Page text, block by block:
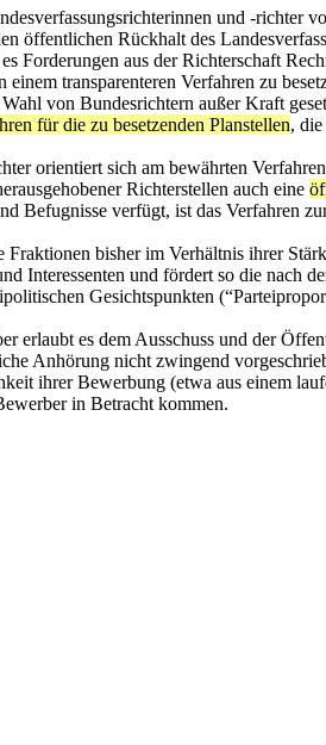
und -richter
öffentlichen Rückhalt des
Forderungen aus der Richterschaft
transparenteren Verfahren zu
von Bundesrichtern außer Kraft
für die zu besetzenden Planstellen,
orientiert sich am bewährten
Richterstellen auch eine
Befugnisse verfügt, ist das Verfahren
bisher im Verhältnis ihrer
Interessenten und fördert so die nach
Gesichtspunkten
es dem Ausschuss und der
Anhörung nicht zwingend
ihrer Bewerbung (etwa aus einem
in Betracht kommen.